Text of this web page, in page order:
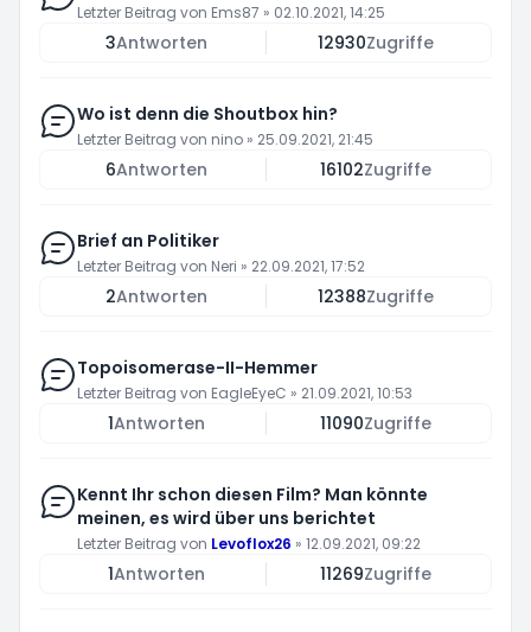
Letzter Beitrag von Ems87 » 02.10.2021, 14:25
3Antworten 12930Zugriffe
Wo ist denn die Shoutbox hin?
Letzter Beitrag von nino » 25.09.2021, 21:45
6Antworten 16102Zugriffe
Brief an Politiker
Letzter Beitrag von Neri » 22.09.2021, 17:52
2Antworten 12388Zugriffe
Topoisomerase-II-Hemmer
Letzter Beitrag von EagleEyeC » 21.09.2021, 10:53
1Antworten 11090Zugriffe
Kennt Ihr schon diesen Film? Man könnte
meinen, es wird über uns berichtet
Letzter Beitrag von Levoflox26 » 12.09.2021, 09:22
1Antworten 11269Zugriffe